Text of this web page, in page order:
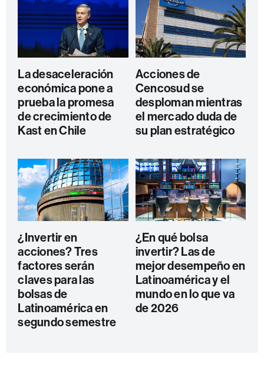
La desaceleración
económica pone a
prueba la promesa
de crecimiento de
Kast en Chile
Acciones de
Cencosud se
desploman mientras
el mercado duda de
su plan estratégico
¿Invertir en
acciones? Tres
factores serán
claves para las
bolsas de
Latinoamérica en
segundo semestre
¿En qué bolsa
invertir? Las de
mejor desempeño en
Latinoamérica y el
mundo en lo que va
de 2026